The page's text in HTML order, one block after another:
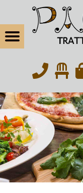
臨時営業のお知らせ | 松戸の本気イタリアン・トラットリアパーチェ
Menu
navigation